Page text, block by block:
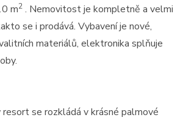
m2 . Nemovitost je kompletně a velmi
se i prodává. Vybavení je nové,
materiálů, elektronika splňuje
se rozkládá v krásné palmové